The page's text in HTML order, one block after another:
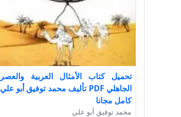
تحميل كتاب الأمثال العربية والعصر
الجاهلي PDF تأليف محمد توفيق أبو علي
كامل مجانا
محمد توفيق أبو علي